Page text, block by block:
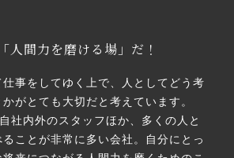
人間力を磨ける場」だ！
事をしてゆく上で、人としてどう考
がとても大切だと考えています。
社内外のスタッフほか、多くの人と
ことが非常に多い会社。自分にとっ